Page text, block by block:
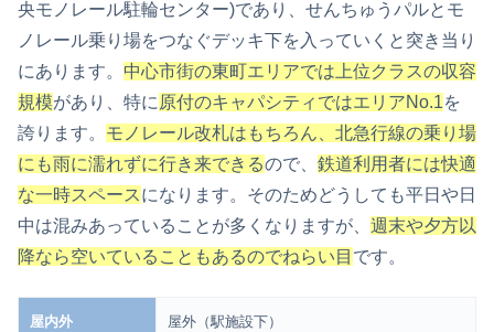
央モノレール駐輪センター)であり、せんちゅうパルとモ
ノレール乗り場をつなぐデッキ下を入っていくと突き当り
にあります。 中心市街の東町エリアでは上位クラスの収容
規模があり、特に 原付のキャパシティではエリアNo.1を
誇ります。 モノレール改札はもちろん、北急行線の乗り場
にも雨に濡れずに行き来できるので、 鉄道利用者には快適
な一時スペース になります。そのためどうしても平日や日
中は混みあっていることが多くなりますが、 週末や夕方以
降なら空いていることもあるのでねらい目 です。
屋内外 屋外（駅施設下）